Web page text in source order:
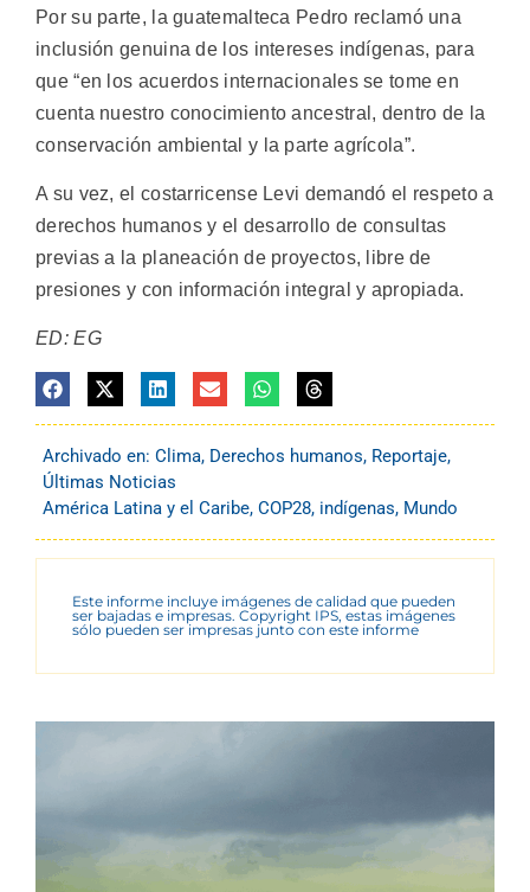
Por su parte, la guatemalteca Pedro reclamó una
inclusión genuina de los intereses indígenas, para
que “en los acuerdos internacionales se tome en
cuenta nuestro conocimiento ancestral, dentro de la
conservación ambiental y la parte agrícola”.
A su vez, el costarricense Levi demandó el respeto a
derechos humanos y el desarrollo de consultas
previas a la planeación de proyectos, libre de
presiones y con información integral y apropiada.
ED: EG
Archivado en: Clima, Derechos humanos, Reportaje,
Últimas Noticias
América Latina y el Caribe, COP28, indígenas, Mundo
Este informe incluye imágenes de calidad que pueden
ser bajadas e impresas. Copyright IPS, estas imágenes
sólo pueden ser impresas junto con este informe